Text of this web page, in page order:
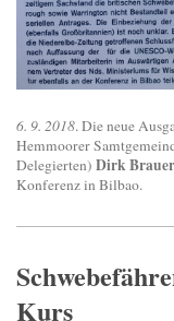
6. 9. 2018. Die neue
Hemmoorer
Delegierten) Dirk Brauer
Konferenz in Bilbao.
Kurs